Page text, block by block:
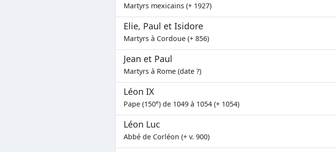
Martyrs mexicains (+ 1927)
Elie, Paul et Isidore
Martyrs à Cordoue (+ 856)
Jean et Paul
Martyrs à Rome (date ?)
Léon IX
Pape (150e) de 1049 à 1054 (+ 1054)
Léon Luc
Abbé de Corléon (+ v. 900)